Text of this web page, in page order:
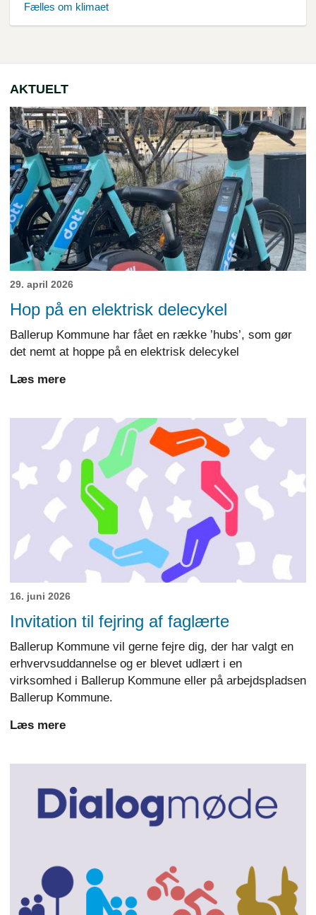
Fælles om klimaet
AKTUELT
29. april 2026
Hop på en elektrisk delecykel
Ballerup Kommune har fået en række ’hubs’, som gør
det nemt at hoppe på en elektrisk delecykel
Læs mere
16. juni 2026
Invitation til fejring af faglærte
Ballerup Kommune vil gerne fejre dig, der har valgt en
erhvervsuddannelse og er blevet udlært i en
virksomhed i Ballerup Kommune eller på arbejdspladsen
Ballerup Kommune.
Læs mere